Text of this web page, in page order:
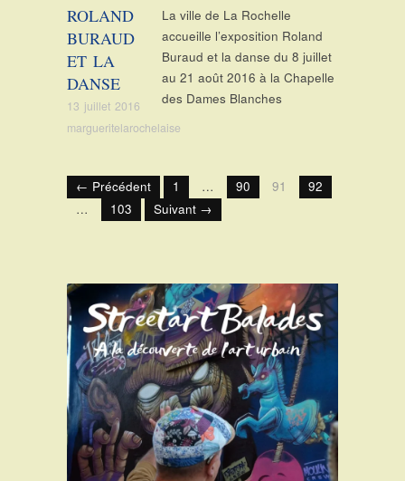
ROLAND
BURAUD
ET LA
DANSE
13 juillet 2016
margueritelarochelaise
La ville de La Rochelle
accueille l’exposition Roland
Buraud et la danse du 8 juillet
au 21 août 2016 à la Chapelle
des Dames Blanches
← Précédent 1 … 90 91
92
…
103 Suivant →